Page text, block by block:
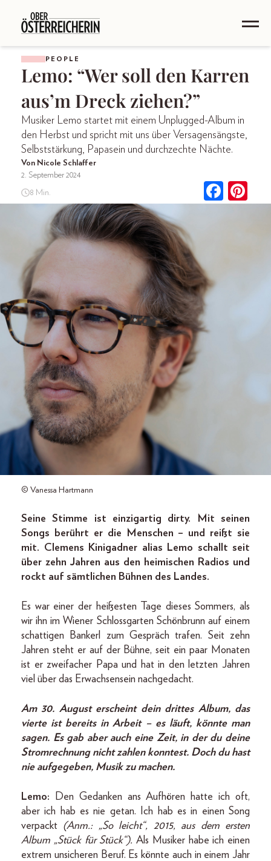
PEOPLE
Lemo: “Wer soll den Karren
aus’m Dreck ziehen?”
Musiker Lemo startet mit einem Unplugged-Album in
den Herbst und spricht mit uns über Versagensängste,
Selbststärkung, Papasein und durchzechte Nächte.
Von Nicole Schlaffer
2. September 2024
8 Min.
© Vanessa Hartmann
Seine Stimme ist einzigartig dirty. Mit seinen
Songs berührt er die Menschen – und reißt sie
mit. Clemens Kinigadner alias Lemo schallt seit
über zehn Jahren aus den heimischen Radios und
rockt auf sämtlichen Bühnen des Landes.
Es war einer der heißesten Tage dieses Sommers, als
wir ihn im Wiener Schlossgarten Schönbrunn auf einem
schattigen Bankerl zum Gespräch trafen. Seit zehn
Jahren steht er auf der Bühne, seit ein paar Monaten
ist er zweifacher Papa und hat in den letzten Jahren
viel über das Erwachsensein nachgedacht.
Am 30. August erscheint dein drittes Album, das
vierte ist bereits in Arbeit – es läuft, könnte man
sagen. Es gab aber auch eine Zeit, in der du deine
Stromrechnung nicht zahlen konntest. Doch du hast
nie aufgegeben, Musik zu machen.
Lemo:
Den Gedanken ans Aufhören hatte ich oft,
aber ich hab es nie getan. Ich hab es in einen Song
verpackt (Anm.: „So leicht“, 2015, aus dem ersten
Album „Stück für Stück“). Als Musiker habe ich einen
extrem unsicheren Beruf. Es könnte auch in einem Jahr